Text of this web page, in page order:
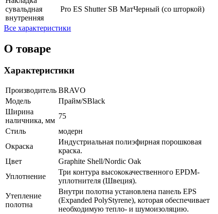
сувальдная
внутренняя
Pro ES Shutter SB МатЧерный (со шторкой)
Все характеристики
О товаре
Характеристики
Производитель BRAVO
Модель
Прайм/SBlack
Ширина
наличника, мм
75
Стиль
модерн
Окраска
Индустриальная полиэфирная порошковая
краска.
Цвет
Graphite Shell/Nordic Oak
Уплотнение
Три контура высококачественного EPDM-
уплотнителя (Швеция).
Утепление
полотна
Внутри полотна установлена панель EPS
(Expanded PolyStyrene), которая обеспечивает
необходимую тепло- и шумоизоляцию.